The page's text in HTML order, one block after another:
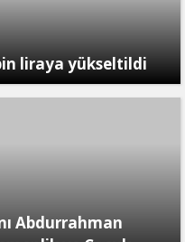
liraya yükseltildi
Abdurrahman